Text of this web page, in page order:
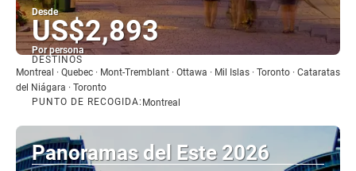
Desde
US$2,893
Por persona
Ver
DESTINOS
Montreal · Quebec · Mont-Tremblant · Ottawa · Mil Islas · Toronto · Cataratas
del Niágara · Toronto
PUNTO DE RECOGIDA: Montreal
Panoramas del Este 2026